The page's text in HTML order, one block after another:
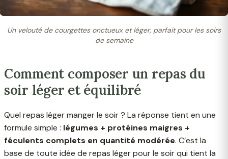
Un velouté de courgettes onctueux et léger, parfait pour les soirs
de semaine
Comment composer un repas du
soir léger et équilibré
Quel repas léger manger le soir ? La réponse tient en une
formule simple : légumes + protéines maigres +
féculents complets en quantité modérée. C’est la
base de toute idée de repas léger pour le soir qui tient la